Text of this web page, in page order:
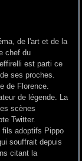
de l'art et de la
chef du
est parti ce
ses proches.
de Florence.
de légende. La
scènes
Twitter.
fils adoptifs Pippo
souffrait depuis
citant la